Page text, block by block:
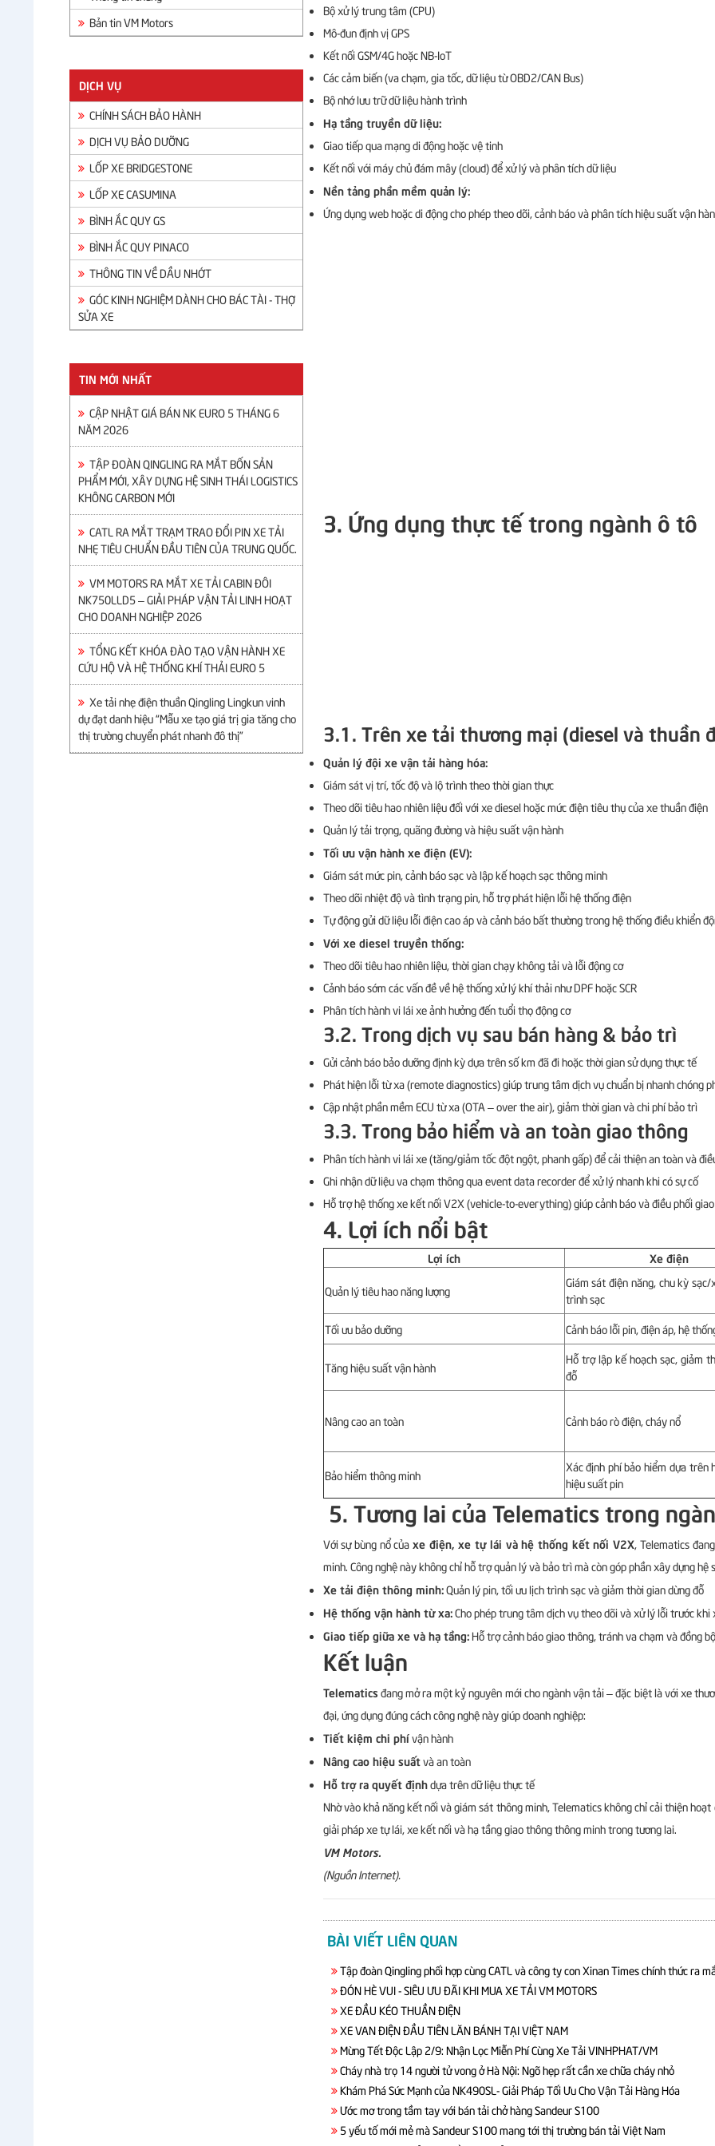
Bản tin VM Motors
DỊCH VỤ
CHÍNH SÁCH BẢO HÀNH
DỊCH VỤ BẢO DƯỠNG
LỐP XE BRIDGESTONE
LỐP XE CASUMINA
BÌNH ẮC QUY GS
BÌNH ẮC QUY PINACO
THÔNG TIN VỀ DẦU NHỚT
GÓC KINH NGHIỆM DÀNH CHO BÁC TÀI - THỢ
SỬA XE
TIN MỚI NHẤT
CẬP NHẬT GIÁ BÁN NK EURO 5 THÁNG 6
NĂM 2026
TẬP ĐOÀN QINGLING RA MẮT BỐN SẢN
PHẨM MỚI, XÂY DỰNG HỆ SINH THÁI LOGISTICS
KHÔNG CARBON MỚI
CATL RA MẮT TRẠM TRAO ĐỔI PIN XE TẢI
NHẸ TIÊU CHUẨN ĐẦU TIÊN CỦA TRUNG QUỐC.
VM MOTORS RA MẮT XE TẢI CABIN ĐÔI
NK750LLD5 – GIẢI PHÁP VẬN TẢI LINH HOẠT
CHO DOANH NGHIỆP 2026
TỔNG KẾT KHÓA ĐÀO TẠO VẬN HÀNH XE
CỨU HỘ VÀ HỆ THỐNG KHÍ THẢI EURO 5
Xe tải nhẹ điện thuần Qingling Lingkun vinh
dự đạt danh hiệu “Mẫu xe tạo giá trị gia tăng cho
thị trường chuyển phát nhanh đô thị”
Bộ xử lý trung tâm (CPU)
Mô-đun định vị GPS
Kết nối GSM/4G hoặc NB-IoT
Các cảm biến (va chạm, gia tốc, dữ liệu từ OBD2/CAN Bus)
Bộ nhớ lưu trữ dữ liệu hành trình
Hạ tầng truyền dữ liệu:
Giao tiếp qua mạng di động hoặc vệ tinh
Kết nối với máy chủ đám mây (cloud) để xử lý và phân tích dữ liệu
Nền tảng phần mềm quản lý:
Ứng dụng web hoặc di động cho phép theo dõi, cảnh báo và phân tích hiệu suất vận
3. Ứng dụng thực tế trong ngành ô tô
3.1. Trên xe tải thương mại (diesel và thuần
Quản lý đội xe vận tải hàng hóa:
Giám sát vị trí, tốc độ và lộ trình theo thời gian thực
Theo dõi tiêu hao nhiên liệu đối với xe diesel hoặc mức điện tiêu thụ của xe thuần điện
Quản lý tải trọng, quãng đường và hiệu suất vận hành
Tối ưu vận hành xe điện (EV):
Giám sát mức pin, cảnh báo sạc và lập kế hoạch sạc thông minh
Theo dõi nhiệt độ và tình trạng pin, hỗ trợ phát hiện lỗi hệ thống điện
Tự động gửi dữ liệu lỗi điện cao áp và cảnh báo bất thường trong hệ thống điều khiển
Với xe diesel truyền thống:
Theo dõi tiêu hao nhiên liệu, thời gian chạy không tải và lỗi động cơ
Cảnh báo sớm các vấn đề về hệ thống xử lý khí thải như DPF hoặc SCR
Phân tích hành vi lái xe ảnh hưởng đến tuổi thọ động cơ
3.2. Trong dịch vụ sau bán hàng & bảo trì
Gửi cảnh báo bảo dưỡng định kỳ dựa trên số km đã đi hoặc thời gian sử dụng thực tế
Phát hiện lỗi từ xa (remote diagnostics) giúp trung tâm dịch vụ chuẩn bị nhanh chóng
Cập nhật phần mềm ECU từ xa (OTA – over the air), giảm thời gian và chi phí bảo trì
3.3. Trong bảo hiểm và an toàn giao thông
Phân tích hành vi lái xe (tăng/giảm tốc đột ngột, phanh gấp) để cải thiện an toàn và
Ghi nhận dữ liệu va chạm thông qua event data recorder để xử lý nhanh khi có sự cố
Hỗ trợ hệ thống xe kết nối V2X (vehicle-to-everything) giúp cảnh báo và điều phối
4. Lợi ích nổi bật
Lợi ích Xe điện
Quản lý tiêu hao năng lượng
Giám sát điện năng, chu kỳ
trình sạc
Tối ưu bảo dưỡng
Cảnh báo lỗi pin, điện áp, hệ
Tăng hiệu suất vận hành
Hỗ trợ lập kế hoạch sạc, giảm
đỗ
Nâng cao an toàn Cảnh báo rò điện, cháy nổ
Bảo hiểm thông minh
Xác định phí bảo hiểm dựa trên
hiệu suất pin
5. Tương lai của Telematics trong
Với sự bùng nổ củaxe điện, xe tự lái và hệ thống kết nối V2X, Telematics
minh. Công nghệ này không chỉ hỗ trợ quản lý và bảo trì mà còn góp phần xây dựng hệ
Xe tải điện thông minh:Quản lý pin, tối ưu lịch trình sạc và giảm thời gian dừng đỗ
Hệ thống vận hành từ xa:Cho phép trung tâm dịch vụ theo dõi và xử lý lỗi trước khi
Giao tiếp giữa xe và hạ tầng:Hỗ trợ cảnh báo giao thông, tránh va chạm và đồng
Kết luận
Telematics đang mở ra một kỷ nguyên mới cho ngành vận tải – đặc biệt là với xe
đại, ứng dụng đúng cách công nghệ này giúp doanh nghiệp:
Tiết kiệm chi phívận hành
Nâng cao hiệu suấtvà an toàn
Hỗ trợ ra quyết địnhdựa trên dữ liệu thực tế
Nhờ vào khả năng kết nối và giám sát thông minh, Telematics không chỉ cải thiện
giải pháp xe tự lái, xe kết nối và hạ tầng giao thông thông minh trong tương lai.
VM Motors.
(Nguồn Internet).
BÀI VIẾT LIÊN QUAN
Tập đoàn Qingling phối hợp cùng CATL và công ty con Xinan Times chính thức ra
ĐÓN HÈ VUI - SIÊU ƯU ĐÃI KHI MUA XE TẢI VM MOTORS
XE ĐẦU KÉO THUẦN ĐIỆN
XE VAN ĐIỆN ĐẦU TIÊN LĂN BÁNH TẠI VIỆT NAM
Mừng Tết Độc Lập 2/9: Nhận Lọc Miễn Phí Cùng Xe Tải VINHPHAT/VM
Cháy nhà trọ 14 người tử vong ở Hà Nội: Ngõ hẹp rất cần xe chữa cháy nhỏ
Khám Phá Sức Mạnh của NK490SL- Giải Pháp Tối Ưu Cho Vận Tải Hàng Hóa
Ước mơ trong tầm tay với bán tải chở hàng Sandeur S100
5 yếu tố mới mẻ mà Sandeur S100 mang tới thị trường bán tải Việt Nam